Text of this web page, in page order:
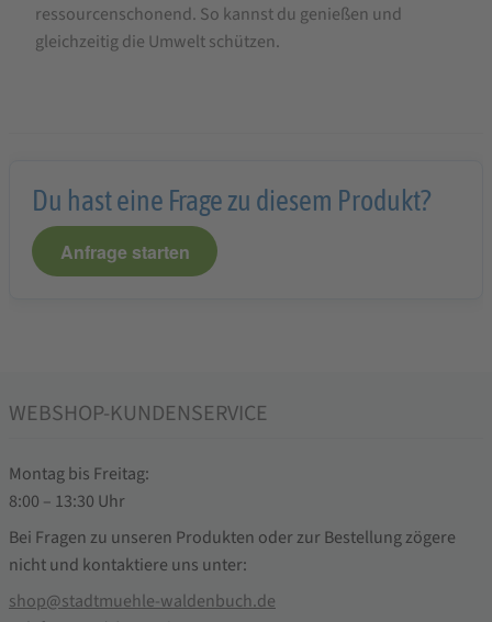
ressourcenschonend. So kannst du genießen und
gleichzeitig die Umwelt schützen.
Du hast eine Frage zu diesem Produkt?
Anfrage starten
WEBSHOP-KUNDENSERVICE
Montag bis Freitag:
8:00 – 13:30 Uhr
Bei Fragen zu unseren Produkten oder zur Bestellung zögere
nicht und kontaktiere uns unter:
shop@stadtmuehle-waldenbuch.de